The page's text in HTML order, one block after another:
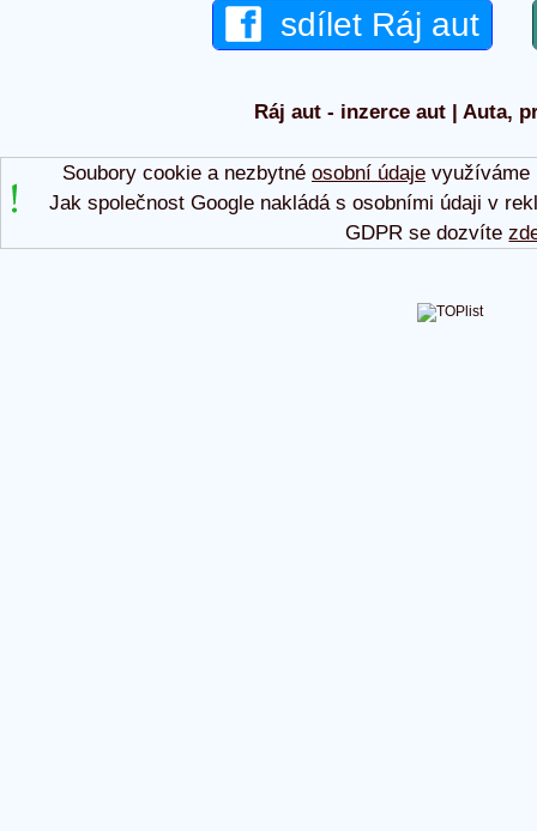
sdílet Ráj aut
Ráj aut - inzerce aut | Auta,
Soubory cookie a nezbytné osobní údajevyužíváme
Jak společnost Google nakládá s osobními údaji v
GDPR se dozvíte